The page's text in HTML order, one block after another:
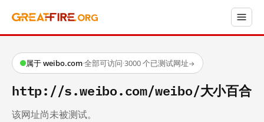
属于 weibo.com·全部可访问·3000 个已测试网址→
http://s.weibo.com/weibo/大小百合
该网址尚未被测试。